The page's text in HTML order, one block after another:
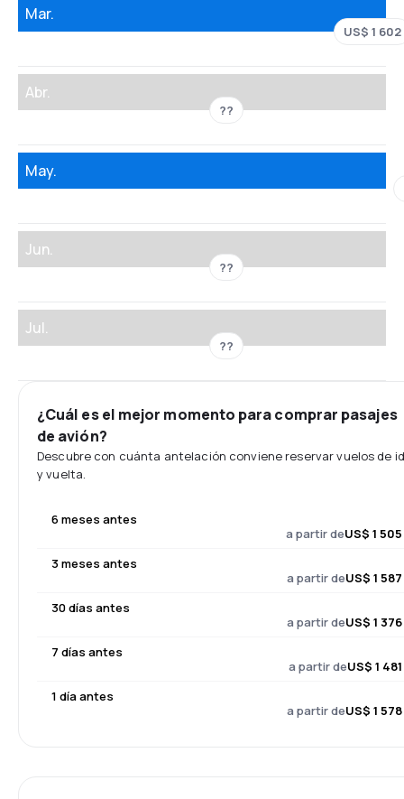
Mar.
US$ 1 602
Abr.
??
May.
Jun.
??
Jul.
??
¿Cuál es el mejor momento para comprar pasajes
de avión?
Descubre con cuánta antelación conviene reservar vuelos de
y vuelta.
6 meses antes
a partir deUS$ 1 505
3 meses antes
a partir deUS$ 1 587
30 días antes
a partir deUS$ 1 376
7 días antes
a partir deUS$ 1 481
1 día antes
a partir deUS$ 1 578